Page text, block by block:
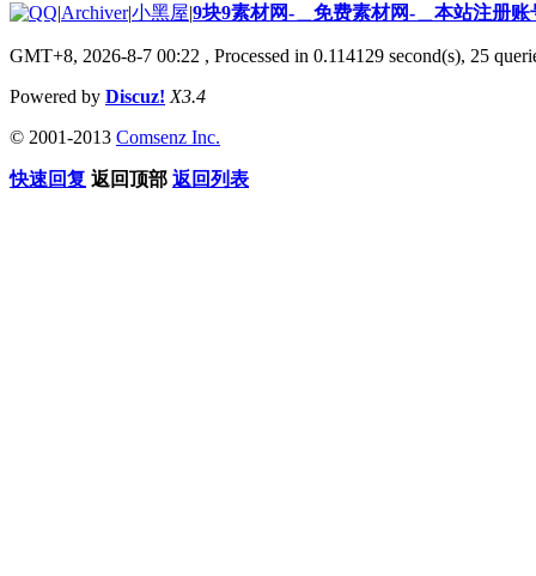
|Archiver|小黑屋|9块9素材网-＿免费素材网-＿本站注册账
GMT+8, 2026-8-7 00:22 , Processed in 0.114129 second(s), 25
Powered by Discuz! X3.4
© 2001-2013 Comsenz Inc.
快速回复 返回顶部 返回列表